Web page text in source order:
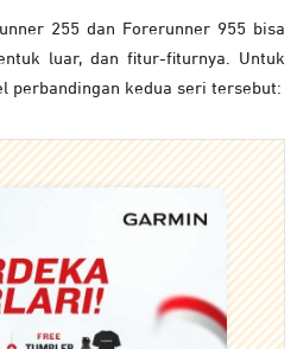
255 dan Forerunner 955 bisa
luar, dan fitur-fiturnya. Untuk
perbandingan kedua seri tersebut: